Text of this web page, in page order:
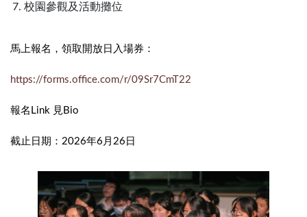
校園參觀及活動攤位
馬上報名，領取開放日入場券：
https://forms.office.com/r/09Sr7CmT22
報名Link 見Bio
截止日期：2026年6月26日